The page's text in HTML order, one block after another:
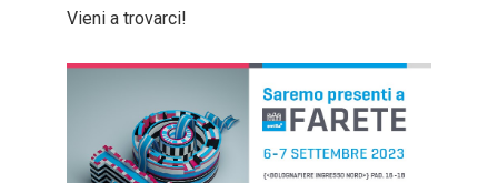
Vieni a trovarci!